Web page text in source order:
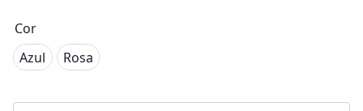
Cor
Azul
Azul Rosa